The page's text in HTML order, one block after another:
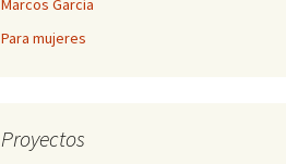
Marcos García
Para mujeres
Proyectos